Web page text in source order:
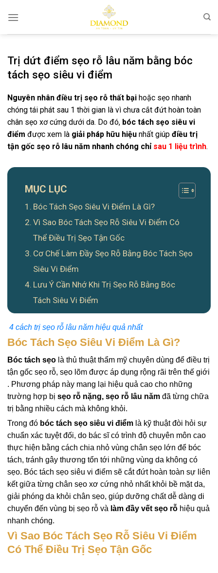
qua
Trị dứt điểm sẹo rỗ lâu năm bằng bóc
tách sẹo siêu vi điểm
Nguyên nhân điều trị sẹo rỗ thất bại hoặc sẹo nhanh
chóng tái phát sau 1 thời gian là vì chưa cắt đứt hoàn toàn
chân sẹo xơ cứng dưới da. Do đó, bóc tách sẹo siêu vi
điểm được xem là giải pháp hữu hiệu nhất giúp điều trị
tận gốc sẹo rỗ lâu năm nhanh chóng chỉ sau 1 liệu trình.
MỤC LỤC
Bóc Tách Sẹo Siêu Vi Điểm Là Gì?
Vì Sao Bóc Tách Sẹo Rỗ Siêu Vi Điểm Có
Thể Điều Trị Sẹo Tận Gốc
Cơ Chế Làm Đầy Sẹo Rỗ Bằng Bóc Tách Sẹo
Siêu Vi Điểm
Lưu Ý Cần Nhớ Khi Trị Sẹo Rỗ Bằng Bóc
Tách Siêu Vi Điểm
4 cách trị sẹo rỗ lâu năm hiệu quả nhất
Bóc Tách Sẹo Siêu Vi Điểm Là Gì?
Bóc tách sẹo là thủ thuật thẩm mỹ chuyên dùng để điều trị
tận gốc sẹo rỗ, sẹo lõm được áp dụng rộng rãi trên thế giới
. Phương pháp này mang lại hiệu quả cao cho những
trường hợp bị sẹo rỗ nặng, sẹo rỗ lâu năm đã từng chữa
trị bằng nhiều cách mà không khỏi.
Trong đó bóc tách sẹo siêu vi điểm là kỹ thuật đòi hỏi sự
chuẩn xác tuyệt đối, do bác sĩ có trình độ chuyên môn cao
thực hiện bằng cách chia nhỏ vùng chân sẹo lớn để bóc
tách, tránh gây thương tổn tới những vùng da không có
sẹo. Bóc tách sẹo siêu vi điểm sẽ cắt đứt hoàn toàn sự liên
kết giữa từng chân sẹo xơ cứng nhỏ nhất khỏi bề mặt da,
giải phóng da khỏi chân sẹo, giúp dưỡng chất dễ dàng di
chuyển đến vùng bị sẹo rỗ và làm đầy vết sẹo rỗ hiệu quả
nhanh chóng.
Vì Sao Bóc Tách Sẹo Rỗ Siêu Vi Điểm
Có Thể Điều Trị Sẹo Tận Gốc